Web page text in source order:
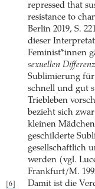
repressed that
resistance to
Berlin 2019, S.
dieser
Feminist*innen
sexuellen Differenz
Sublimierung
schnell und gut
Triebleben
bezieht sich
kleinen
geschilderte
gesellschaftlich
werden (vgl.
Frankfurt/M.
[6]
Damit ist die